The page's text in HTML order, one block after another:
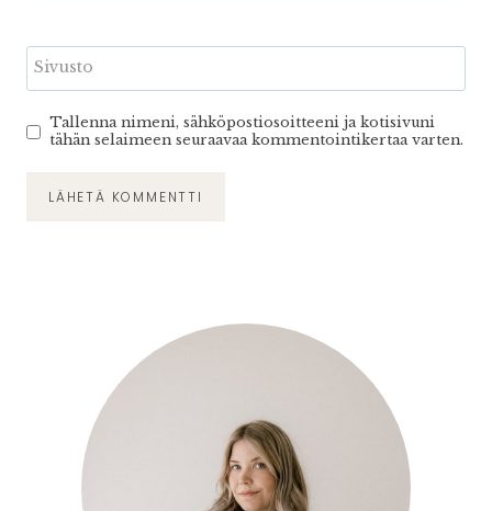
Sivusto
Tallenna nimeni, sähköpostiosoitteeni ja kotisivuni
tähän selaimeen seuraavaa kommentointikertaa varten.